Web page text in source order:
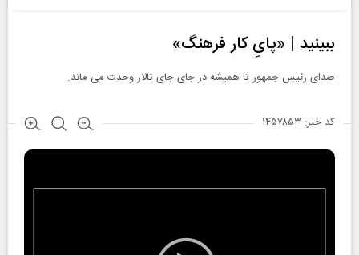
ببینید | «پایِ کار فرهنگ»
صدای رئیس جمهور تا همیشه در جای جای تالار وحدت می ماند.
کد خبر: ۱۴۵۷۸۵۳